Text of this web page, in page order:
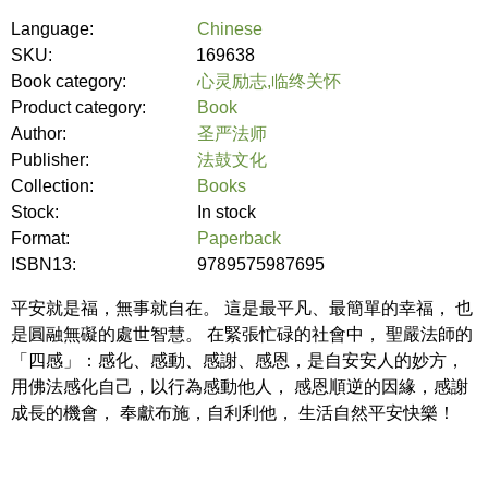
Language:
Chinese
SKU:
169638
Book category:
心灵励志,临终关怀
Product category:
Book
Author:
圣严法师
Publisher:
法鼓文化
Collection:
Books
Stock:
In stock
Format:
Paperback
ISBN13:
9789575987695
平安就是福，無事就自在。 這是最平凡、最簡單的幸福， 也
是圓融無礙的處世智慧。 在緊張忙碌的社會中， 聖嚴法師的
「四感」：感化、感動、感謝、感恩，是自安安人的妙方，
用佛法感化自己，以行為感動他人， 感恩順逆的因緣，感謝
成長的機會， 奉獻布施，自利利他， 生活自然平安快樂！